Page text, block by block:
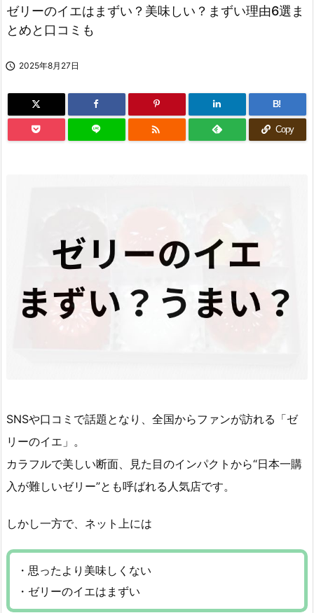
ゼリーのイエはまずい？美味しい？まずい理由6選ま
とめと口コミも
 2025年8月27日
B!
 Copy
SNSや口コミで話題となり、全国からファンが訪れる「ゼ
リーのイエ」。
カラフルで美しい断面、見た目のインパクトから“日本一購
入が難しいゼリー”とも呼ばれる人気店です。
しかし一方で、ネット上には
・思ったより美味しくない
・ゼリーのイエはまずい